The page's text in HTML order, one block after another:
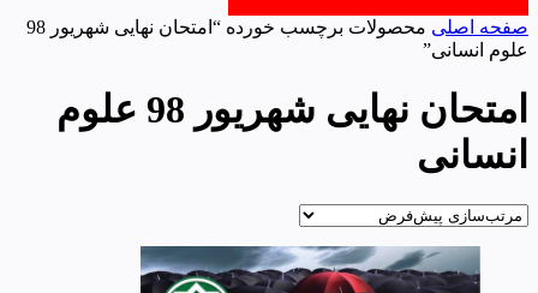
صفحه اصلی
محصولات برچسب خورده “امتحان نهایی شهریور 98
علوم انسانی”
امتحان نهایی شهریور 98 علوم
انسانی